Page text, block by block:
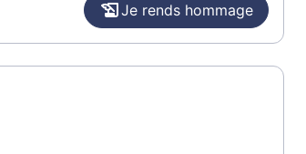
Je rends hommage